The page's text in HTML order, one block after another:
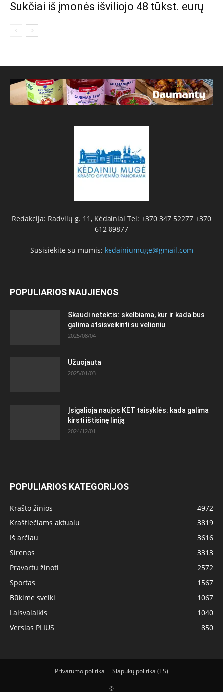
Sukčiai iš įmonės išviliojo 48 tūkst. eurų
Redakcija: Radvilų g. 11, Kėdainiai Tel: +370 347 52277 +370
612 89877
Susisiekite su mumis: kedainiumuge@gmail.com
POPULIARIOS NAUJIENOS
Skaudi netektis: skelbiama, kur ir kada bus
galima atsisveikinti su velioniu
2025/08/04
Užuojauta
2025/01/03
Įsigalioja naujos KET taisyklės: kada galima
kirsti ištisinę liniją
2024/12/01
POPULIARIOS KATEGORIJOS
Krašto žinios
4972
Kraštiečiams aktualu
3819
Iš arčiau
3616
Sirenos
3313
Pravartu žinoti
2572
Sportas
1567
Būkime sveiki
1067
Laisvalaikis
1040
Verslas PLIUS
850
Privatumo politika Slapukų politika (ES)
©